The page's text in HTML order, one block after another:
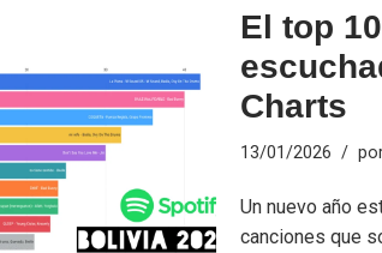
El top
Charts
13/01/2026
Un nuevo año
canciones que